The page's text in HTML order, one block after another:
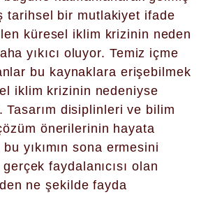
tarihsel bir mutlakiyet ifade
küresel iklim krizinin neden
yıkıcı oluyor. Temiz içme
bu kaynaklara erişebilmek
iklim krizinin nedeniyse
Tasarım disiplinleri ve bilim
önerilerinin hayata
yıkımın sona ermesini
faydalanıcısı olan
ne şekilde fayda